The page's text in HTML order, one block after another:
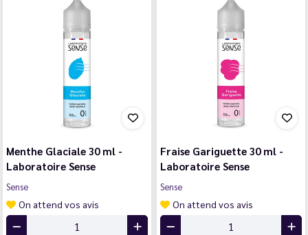
Menthe Glaciale 30 ml -
Laboratoire Sense
Sense
On attend vos avis
Fraise Gariguette 30 ml -
Laboratoire Sense
Sense
On attend vos avis